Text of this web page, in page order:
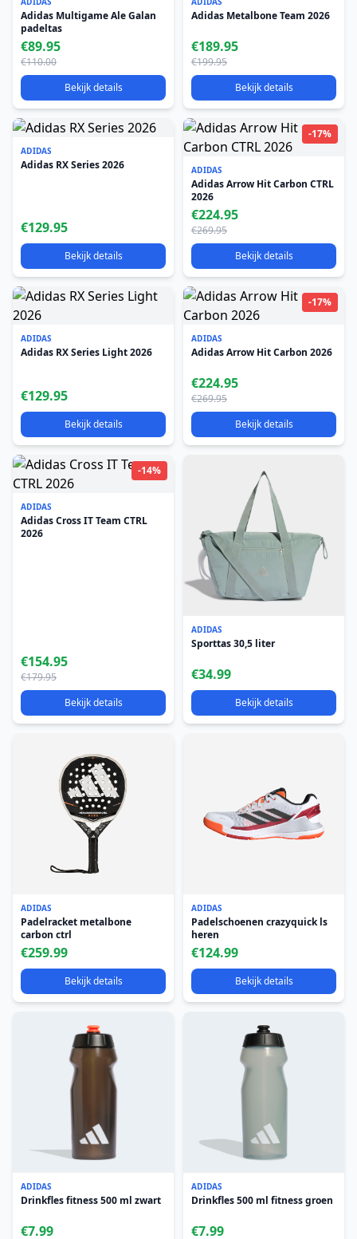
Adidas Multigame Ale Galan
padeltas
€89.95
€110.00
Bekijk details
Adidas Metalbone Team 2026
€189.95
€199.95
Bekijk details
ADIDAS
Adidas RX Series 2026
€129.95
Bekijk details
-17%
ADIDAS
Adidas Arrow Hit Carbon CTRL
2026
€224.95
€269.95
Bekijk details
ADIDAS
Adidas RX Series Light 2026
€129.95
Bekijk details
-17%
ADIDAS
Adidas Arrow Hit Carbon 2026
€224.95
€269.95
Bekijk details
-14%
ADIDAS
Adidas Cross IT Team CTRL
2026
€154.95
€179.95
Bekijk details
ADIDAS
Sporttas 30,5 liter
€34.99
Bekijk details
ADIDAS
Padelracket metalbone
carbon ctrl
€259.99
Bekijk details
ADIDAS
Padelschoenen crazyquick ls
heren
€124.99
Bekijk details
ADIDAS
Drinkfles fitness 500 ml zwart
€7.99
ADIDAS
Drinkfles 500 ml fitness groen
€7.99